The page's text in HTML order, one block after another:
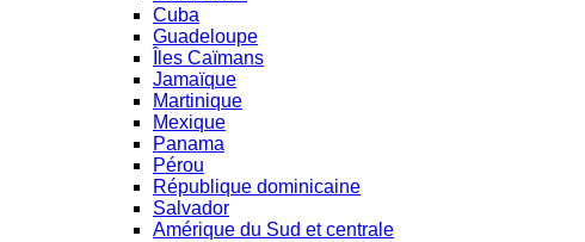
Cuba
Guadeloupe
Îles Caïmans
Jamaïque
Martinique
Mexique
Panama
Pérou
République dominicaine
Salvador
Amérique du Sud et centrale